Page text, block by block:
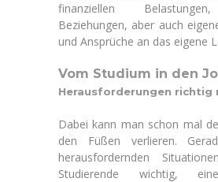
finanziellen
Beziehungen, aber auch
und Ansprüche an das eigene
Vom Studium in den
Herausforderungen richtig
Dabei kann man schon mal
den Füßen verlieren.
herausfordernden
Studierende wichtig,